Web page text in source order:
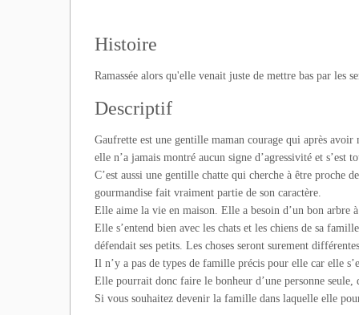
Histoire
Ramassée alors qu'elle venait juste de mettre bas par les
Descriptif
Gaufrette est une gentille maman courage qui après
elle n’a jamais montré aucun signe d’agressivité et s’est
C’est aussi une gentille chatte qui cherche à être proche
gourmandise fait vraiment partie de son caractère.
Elle aime la vie en maison. Elle a besoin d’un bon arbre
Elle s’entend bien avec les chats et les chiens de sa
défendait ses petits. Les choses seront surement
Il n’y a pas de types de famille précis pour elle car elle
Elle pourrait donc faire le bonheur d’une personne seule,
Si vous souhaitez devenir la famille dans laquelle elle